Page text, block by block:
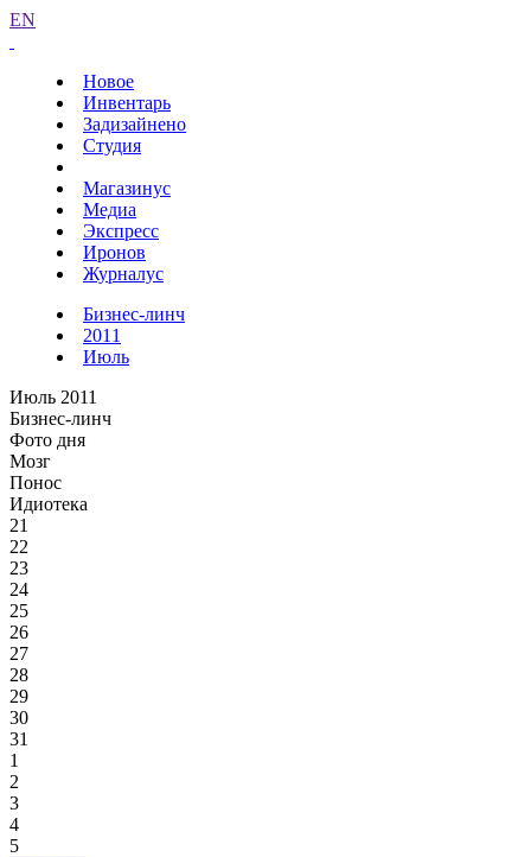
EN
Новое
Инвентарь
Задизайнено
Студия
Магазинус
Медиа
Экспресс
Иронов
Журналус
Бизнес-линч
2011
Июль
Июль 2011
Бизнес-линч
Фото дня
Мозг
Понос
Идиотека
21
22
23
24
25
26
27
28
29
30
31
1
2
3
4
5